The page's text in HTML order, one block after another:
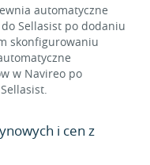
automatyczne
Sellasist po dodaniu
skonfigurowaniu
w Navireo po
i cen z